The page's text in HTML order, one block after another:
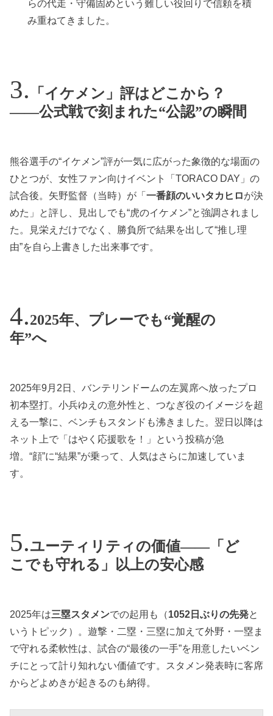
らの代走・守備固めという難しい役回りで信頼を積
み重ねてきました。
「イケメン」評はどこから？
——公式戦で刻まれた“公認”の瞬間
熊谷選手の“イケメン”評が一気に広がった象徴的な場面の
ひとつが、女性ファン向けイベント「TORACO DAY」の
試合後。矢野監督（当時）が「 一番顔のいいタカヒロが決
めた」と評し、見出しでも“虎のイケメン”と強調されまし
た。見栄えだけでなく、勝負所で結果を出して“推し理
由”を自ら上書きした出来事です。
2025年、プレーでも“覚醒の
年”へ
2025年9月2日、バンテリンドームの左翼席へ放ったプロ
初本塁打。小兵ゆえの意外性と、つなぎ役のイメージを超
える一撃に、ベンチもスタンドも沸きました。翌日以降は
ネット上で「はやく応援歌を！」という投稿が急
増。“顔”に“結果”が乗って、人気はさらに加速していま
す。
ユーティリティの価値——「ど
こでも守れる」以上の安心感
2025年は三塁スタメンでの起用も（1052日ぶりの先発と
いうトピック）。遊撃・二塁・三塁に加えて外野・一塁ま
で守れる柔軟性は、試合の“最後の一手”を用意したいベン
チにとって計り知れない価値です。スタメン発表時に客席
からどよめきが起きるのも納得。